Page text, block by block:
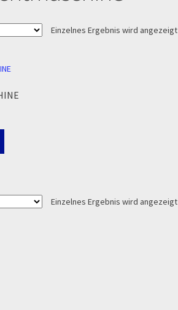
Einzelnes Ergebnis wird angezeigt
Einzelnes Ergebnis wird angezeigt